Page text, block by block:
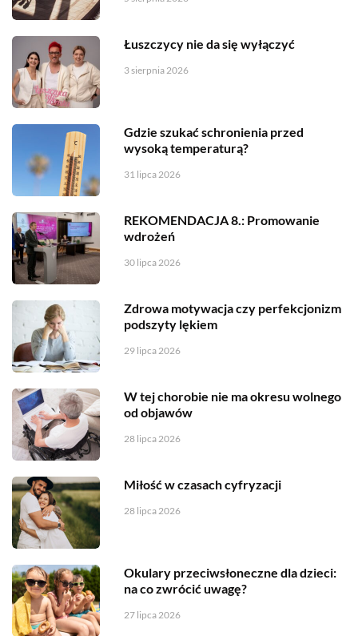
Łuszczycy nie da się wyłączyć
3 sierpnia 2026
Gdzie szukać schronienia przed
wysoką temperaturą?
31 lipca 2026
REKOMENDACJA 8.: Promowanie
wdrożeń
30 lipca 2026
Zdrowa motywacja czy perfekcjonizm
podszyty lękiem
29 lipca 2026
W tej chorobie nie ma okresu wolnego
od objawów
28 lipca 2026
Miłość w czasach cyfryzacji
28 lipca 2026
Okulary przeciwsłoneczne dla dzieci:
na co zwrócić uwagę?
27 lipca 2026